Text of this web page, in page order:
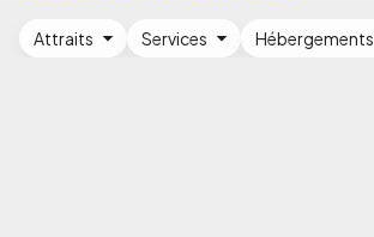
Attraits Services Hébergements